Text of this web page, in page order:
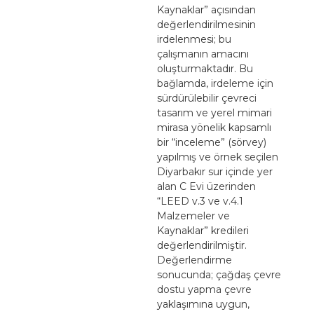
Kaynaklar” açısından
değerlendirilmesinin
irdelenmesi; bu
çalışmanın amacını
oluşturmaktadır. Bu
bağlamda, irdeleme için
sürdürülebilir çevreci
tasarım ve yerel mimari
mirasa yönelik kapsamlı
bir “inceleme” (sörvey)
yapılmış ve örnek seçilen
Diyarbakır sur içinde yer
alan C Evi üzerinden
“LEED v.3 ve v.4.1
Malzemeler ve
Kaynaklar” kredileri
değerlendirilmiştir.
Değerlendirme
sonucunda; çağdaş çevre
dostu yapma çevre
yaklaşımına uygun,